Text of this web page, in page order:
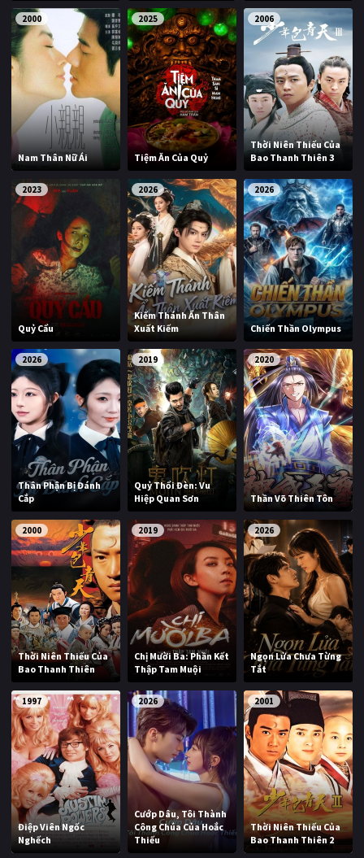
2000
Nam Thân Nữ Ái
2025
Tiệm Ăn Của Quỷ
2006
Thời Niên Thiếu Của
Bao Thanh Thiên 3
2023
Quỷ Cẩu
2026
Kiếm Thánh Ẩn Thân
Xuất Kiếm
2026
Chiến Thần Olympus
2026
Thân Phận Bị Đánh
Cắp
2019
Quỷ Thổi Đèn: Vu
Hiệp Quan Sơn
2020
Thần Võ Thiên Tôn
2000
Thời Niên Thiếu Của
Bao Thanh Thiên
2019
Chị Mười Ba: Phần Kết
Thập Tam Muội
2026
Ngọn Lửa Chưa Từng
Tắt
1997
Điệp Viên Ngốc
Nghếch
2026
Cướp Dâu, Tôi Thành
Công Chúa Của Hoắc
Thiếu
2001
Thời Niên Thiếu Của
Bao Thanh Thiên 2